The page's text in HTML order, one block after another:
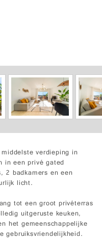
verdieping in
in een privé gated
2 badkamers en een
licht.
tot een groot privéterras
uitgeruste keuken,
het gemeenschappelijke
gebruiksvriendelijkheid.